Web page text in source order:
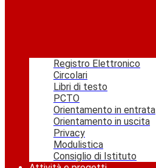
Registro Elettronico
Circolari
Libri di testo
PCTO
Orientamento in entrata
Orientamento in uscita
Privacy
Modulistica
Consiglio di Istituto